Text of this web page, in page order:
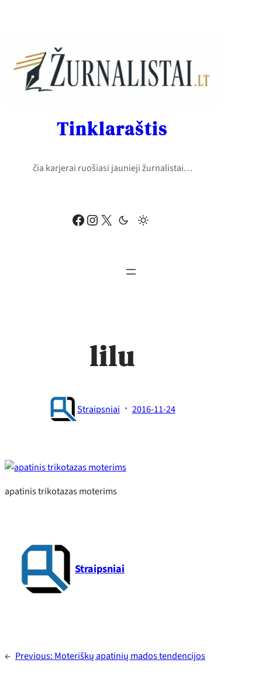
Facebook Instagram X
Tinklaraštis
čia karjerai ruošiasi jaunieji žurnalistai…
lilu
Straipsniai · 2016-11-24
apatinis trikotazas moterims
Straipsniai
← Previous: Moteriškų apatinių mados tendencijos